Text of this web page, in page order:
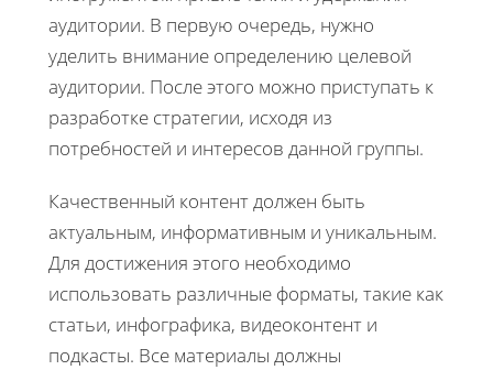
аудитории. В первую очередь, нужно
уделить внимание определению целевой
аудитории. После этого можно приступать к
разработке стратегии, исходя из
потребностей и интересов данной группы.
Качественный контент должен быть
актуальным, информативным и уникальным.
Для достижения этого необходимо
использовать различные форматы, такие как
статьи, инфографика, видеоконтент и
подкасты. Все материалы должны